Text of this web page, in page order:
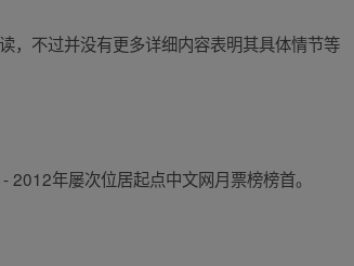
，不过并没有更多详细内容表明其具体情节等
年屡次位居起点中文网月票榜榜首。